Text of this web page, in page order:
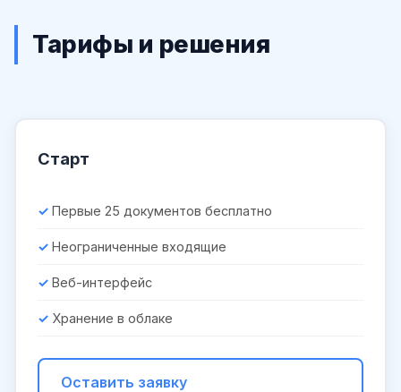
Тарифы и решения
Старт
Первые 25 документов бесплатно
Неограниченные входящие
Веб-интерфейс
Хранение в облаке
Оставить заявку